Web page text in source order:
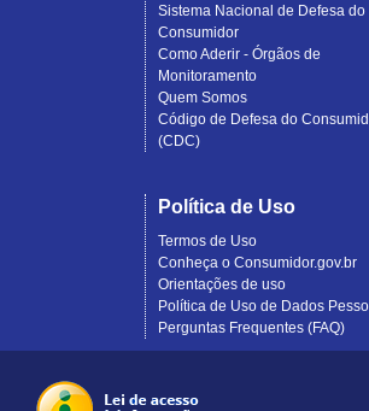
Sistema Nacional de Defesa do
Consumidor
Como Aderir - Órgãos de
Monitoramento
Quem Somos
Código de Defesa do
(CDC)
Política de Uso
Termos de Uso
Conheça o Consumidor.gov.br
Orientações de uso
Política de Uso de Dados
Perguntas Frequentes (FAQ)